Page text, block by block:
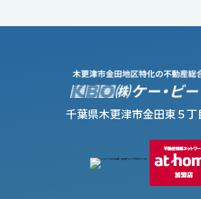
千葉県木更津市金田東５丁